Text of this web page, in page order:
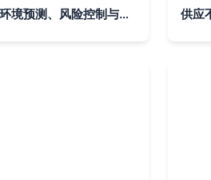
空气插头母线槽行业发展环境预测、风险控制与市场竞争分析